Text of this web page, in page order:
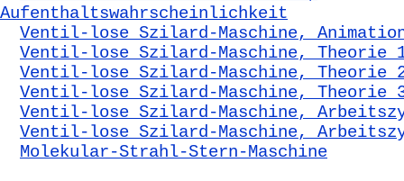
Aufenthaltswahrscheinlichkeit
Ventil-lose Szilard-Maschine,
Ventil-lose Szilard-Maschine, Theorie
Ventil-lose Szilard-Maschine, Theorie
Ventil-lose Szilard-Maschine, Theorie
Ventil-lose Szilard-Maschine,
Ventil-lose Szilard-Maschine,
Molekular-Strahl-Stern-Maschine